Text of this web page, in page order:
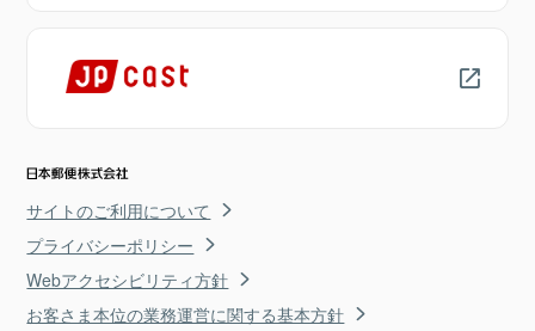
サイトのご利用について
プライバシーポリシー
Webアクセシビリティ方針
お客さま本位の業務運営に関する基本方針